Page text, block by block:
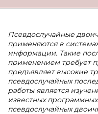
Псевдослучайные
применяются в
информации. Такие
применением требует
предъявляет высокие
псевдослучайных
работы является
известных
псевдослучайных